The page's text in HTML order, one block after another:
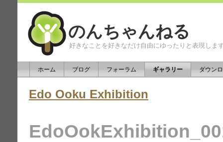
のんちゃんねる
好きなことを好きなだけ自由にゆったりと表現しま
ホーム ブログ フォーラム ギャラリー ダウン
Edo Ooku Exhibition